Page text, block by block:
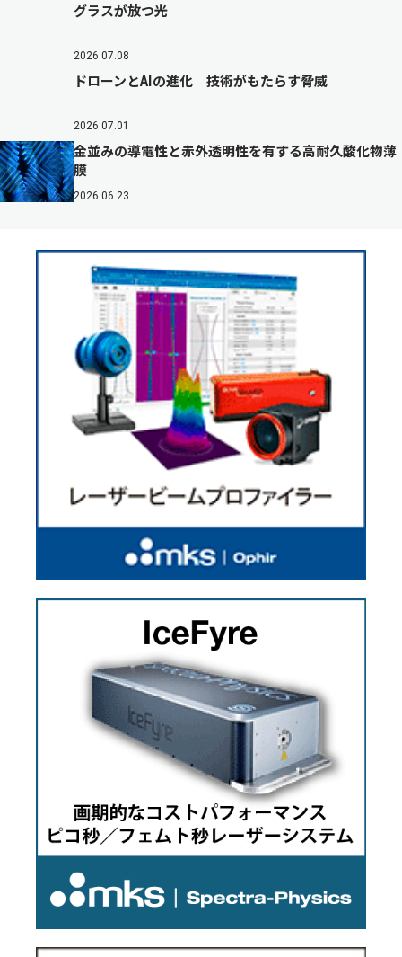
グラスが放つ光
2026.07.08
ドローンとAIの進化 技術がもたらす脅威
2026.07.01
金並みの導電性と赤外透明性を有する高耐久酸化物薄
膜
2026.06.23